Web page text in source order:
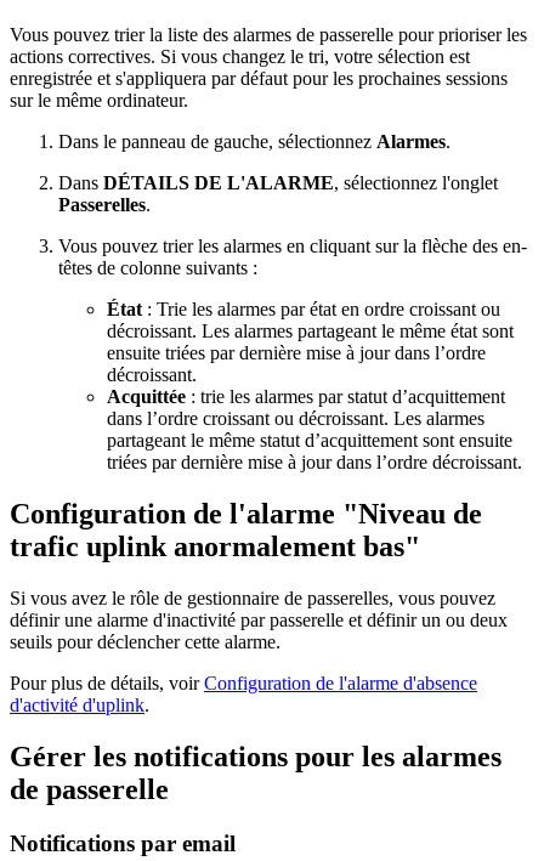
Vous pouvez trier la liste des alarmes de passerelle pour prioriser les
actions correctives. Si vous changez le tri, votre sélection est
enregistrée et s'appliquera par défaut pour les prochaines sessions
sur le même ordinateur.
Dans le panneau de gauche, sélectionnez Alarmes.
Dans DÉTAILS DE L'ALARME, sélectionnez l'onglet
Passerelles.
Vous pouvez trier les alarmes en cliquant sur la flèche des en-
têtes de colonne suivants :
État : Trie les alarmes par état en ordre croissant ou
décroissant. Les alarmes partageant le même état sont
ensuite triées par dernière mise à jour dans l’ordre
décroissant.
Acquittée : trie les alarmes par statut d’acquittement
dans l’ordre croissant ou décroissant. Les alarmes
partageant le même statut d’acquittement sont ensuite
triées par dernière mise à jour dans l’ordre décroissant.
Configuration de l'alarme "Niveau de
trafic uplink anormalement bas"
Si vous avez le rôle de gestionnaire de passerelles, vous pouvez
définir une alarme d'inactivité par passerelle et définir un ou deux
seuils pour déclencher cette alarme.
Pour plus de détails, voirConfiguration de l'alarme d'absence
d'activité d'uplink.
Gérer les notifications pour les alarmes
de passerelle
Notifications par email